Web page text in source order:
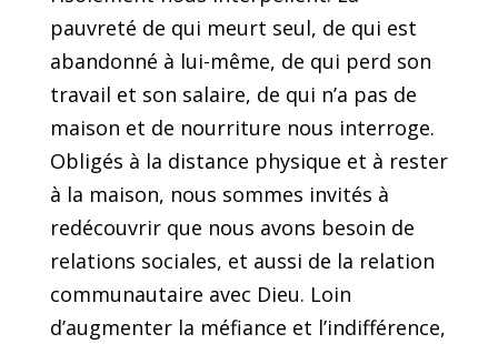
pauvreté de qui meurt seul, de qui est
abandonné à lui-même, de qui perd son
travail et son salaire, de qui n’a pas de
maison et de nourriture nous interroge.
Obligés à la distance physique et à rester
à la maison, nous sommes invités à
redécouvrir que nous avons besoin de
relations sociales, et aussi de la relation
communautaire avec Dieu. Loin
d’augmenter la méfiance et l’indifférence,